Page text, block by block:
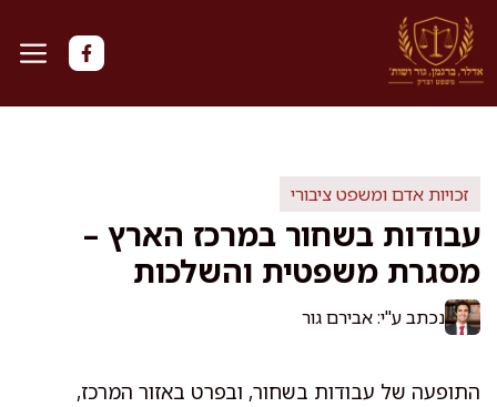
לדלג
לתוכן
זכויות אדם ומשפט ציבורי
עבודות בשחור במרכז הארץ –
מסגרת משפטית והשלכות
נכתב ע"י: אבירם גור
התופעה של עבודות בשחור, ובפרט באזור המרכז,